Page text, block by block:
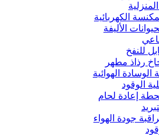
الكهربائية
الأليفة
للنفخ
رذاذ مطهر
الوسادة الهوائية
الوقود
إعادة لحام
جودة الهواء